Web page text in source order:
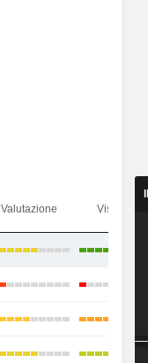
Valutazione Visibilità